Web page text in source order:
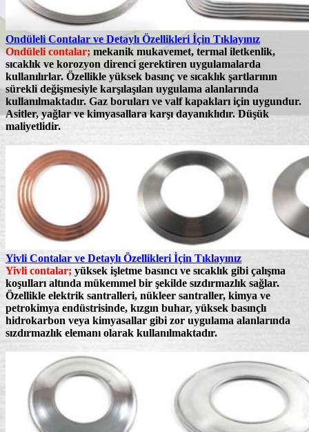
Ondüleli Contalar ve Detaylı Özellikleri İçin Tıklayınız
Ondüleli contalar; mekanik mukavemet, termal iletkenlik,
sıcaklık ve korozyon direnci gerektiren uygulamalarda
kullanılırlar. Özellikle yüksek basınç ve sıcaklık şartlarının
sürekli değişmesiyle karşılaşılan uygulama alanlarında
kullanılmaktadır. Gaz boruları ve valf kapakları için uygundur.
Asitler, yağlar ve kimyasallara karşı dayanıklıdır. Düşük
maliyetlidir.
Yivli Contalar ve Detaylı Özellikleri İçin Tıklayınız
Yivli contalar; yüksek işletme basıncı ve sıcaklık gibi çalışma
koşulları altında mükemmel bir şekilde sızdırmazlık sağlar.
Özellikle elektrik santralleri, nükleer santraller, kimya ve
petrokimya endüstrisinde, kızgın buhar, yüksek basınçlı
hidrokarbon veya kimyasallar gibi zor uygulama alanlarında
sızdırmazlık elemanı olarak kullanılmaktadır.